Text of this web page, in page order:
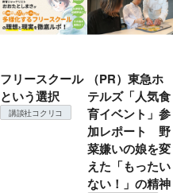
フリースクール
という選択
講談社コクリコ
（PR）東急ホ
テルズ「人気食
育イベント」参
加レポート 野
菜嫌いの娘を変
えた「もったい
ない！」の精神